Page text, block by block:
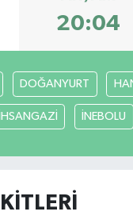
20:04
DOĞANYURT
İHSANGAZİ İNEBOLU